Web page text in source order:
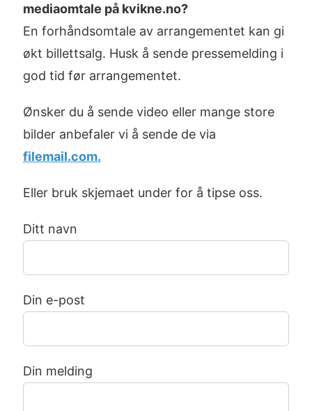
mediaomtale på kvikne.no?
En forhåndsomtale av arrangementet kan gi
økt billettsalg. Husk å sende pressemelding i
god tid før arrangementet.
Ønsker du å sende video eller mange store
bilder anbefaler vi å sende de via
filemail.com.
Eller bruk skjemaet under for å tipse oss.
Ditt navn
Din e-post
Din melding